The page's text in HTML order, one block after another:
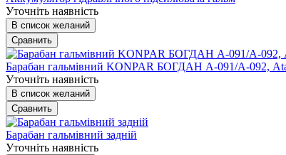
Уточніть наявність
В список желаний
Сравнить
Барабан гальмівний KONPAR БОГДАН А-091/А-092,
Уточніть наявність
В список желаний
Сравнить
Барабан гальмівний задній
Уточніть наявність